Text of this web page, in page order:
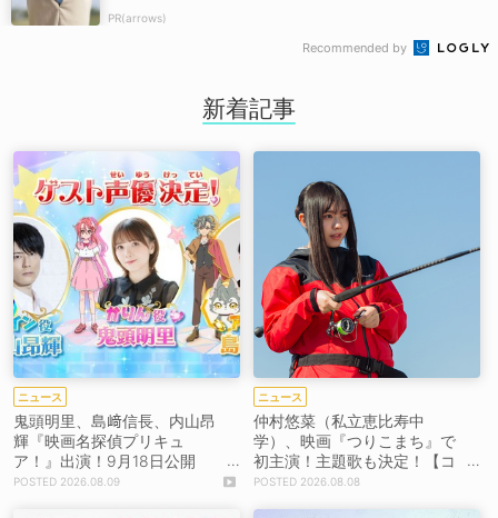
PR(arrows)
Recommended by
新着記事
ニュース
鬼頭明里、島﨑信長、内山昂
輝『映画名探偵プリキュ
ア！』出演！9月18日公開
【コメントあり】
2026.08.09
ニュース
仲村悠菜（私立恵比寿中
学）、映画『つりこまち』で
初主演！主題歌も決定！【コ
メントあり】
2026.08.08